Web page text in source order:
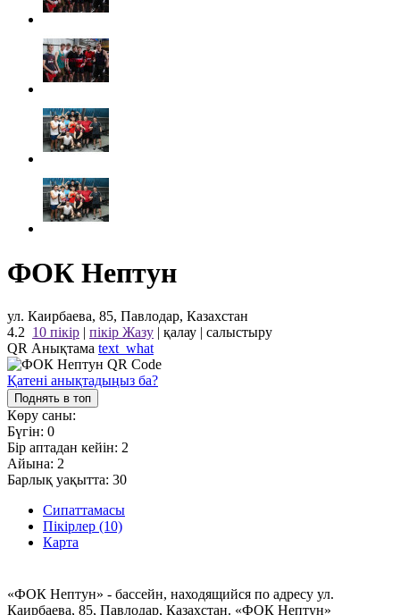
ФОК Нептун
ул. Каирбаева, 85, Павлодар, Казахстан
4.2 10 пікір | пікір Жазу | қалау | салыстыру
QR Анықтама text_what
Қатені анықтадыңыз ба?
Поднять в топ
Көру саны:
Бүгін: 0
Бір аптадан кейін: 2
Айына: 2
Барлық уақытта: 30
Сипаттамасы
Пікірлер (10)
Карта
«ФОК Нептун» - бассейн, находящийся по адресу ул.
Каирбаева, 85, Павлодар, Казахстан. «ФОК Нептун»